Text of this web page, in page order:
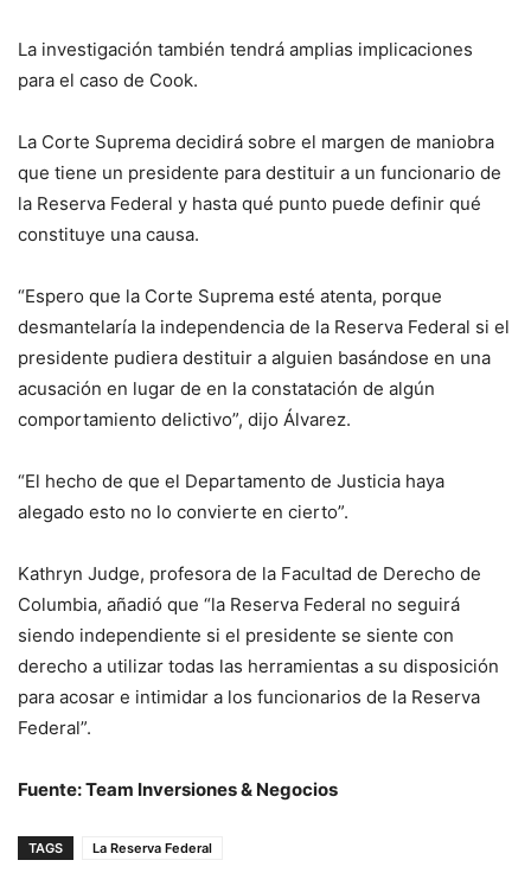
La investigación también tendrá amplias implicaciones
para el caso de Cook.
La Corte Suprema decidirá sobre el margen de maniobra
que tiene un presidente para destituir a un funcionario de
la Reserva Federal y hasta qué punto puede definir qué
constituye una causa.
“Espero que la Corte Suprema esté atenta, porque
desmantelaría la independencia de la Reserva Federal si el
presidente pudiera destituir a alguien basándose en una
acusación en lugar de en la constatación de algún
comportamiento delictivo”, dijo Álvarez.
“El hecho de que el Departamento de Justicia haya
alegado esto no lo convierte en cierto”.
Kathryn Judge, profesora de la Facultad de Derecho de
Columbia, añadió que “la Reserva Federal no seguirá
siendo independiente si el presidente se siente con
derecho a utilizar todas las herramientas a su disposición
para acosar e intimidar a los funcionarios de la Reserva
Federal”.
Fuente: Team Inversiones & Negocios
TAGS La Reserva Federal